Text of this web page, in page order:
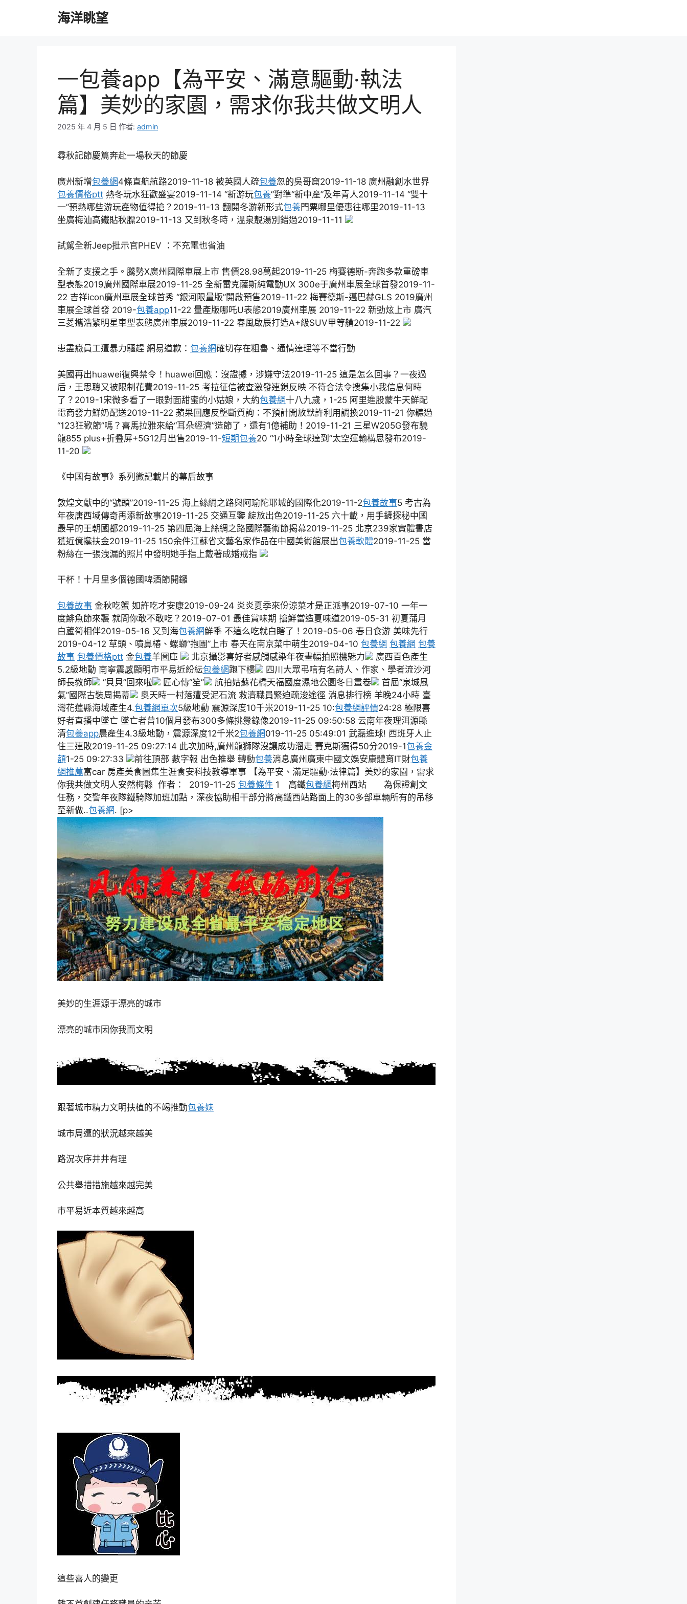
海洋眺望
一包養app【為平安、滿意驅動·執法
篇】美妙的家園，需求你我共做文明人
2025 年 4 月 5 日 作者: admin
尋秋記節慶篇奔赴一場秋天的節慶
廣州新增包養網4條直航航路2019-11-18 被英國人疏包養忽的吳哥窟2019-11-18 廣州融創水世界
包養價格ptt 熱冬玩水狂歡盛宴2019-11-14 “新游玩包養”對準“新中產”及年青人2019-11-14 “雙十
一”預熱哪些游玩產物值得搶？2019-11-13 翻開冬游新形式包養門票哪里優惠往哪里2019-11-13
坐廣梅汕高鐵貼秋膘2019-11-13 又到秋冬時，溫泉靚湯別錯過2019-11-11
試駕全新Jeep批示官PHEV ：不充電也省油
​全新了支援之手。騰勢X廣州國際車展上市 售價28.98萬起2019-11-25 梅賽德斯-奔跑多款重磅車
型表態2019廣州國際車展2019-11-25 全新雷克薩斯純電動UX 300e于廣州車展全球首發2019-11-
22 吉祥icon廣州車展全球首秀 “銀河限量版”開啟預售2019-11-22 梅賽德斯-邁巴赫GLS 2019廣州
車展全球首發 2019-包養app11-22 量產版哪吒U表態2019廣州車展 2019-11-22 新勁炫上市 廣汽
三菱攜浩繁明星車型表態廣州車展2019-11-22 春風啟辰打造A+級SUV甲等艙2019-11-22
患盡癥員工遭暴力驅趕 網易道歉： 包養網確切存在粗魯、通情達理等不當行動
美國再出huawei復興禁令！huawei回應：沒證據，涉嫌守法2019-11-25 這是怎么回事？一夜過
后，王思聰又被限制花費2019-11-25 考拉征信被查激發連鎖反映 不符合法令搜集小我信息何時
了？2019-1宋微多看了一眼對面甜蜜的小姑娘，大約包養網十八九歲，1-25 阿里進股蒙牛天鮮配
電商發力鮮奶配送2019-11-22 蘋果回應反壟斷質詢：不預計開放默許利用調換2019-11-21 你聽過
“123狂歡節”嗎？喜馬拉雅來給“耳朵經濟”造節了，還有1億補助！2019-11-21 三星W205G發布驍
龍855 plus+折疊屏+5G12月出售2019-11-短期包養20 “1小時全球達到”太空運輸構思發布2019-
11-20
《中國有故事》系列微記載片的幕后故事
敦煌文獻中的“號頭”2019-11-25 海上絲綢之路與阿瑜陀耶城的國際化2019-11-2包養故事5 考古為
年夜唐西域傳奇再添新故事2019-11-25 交通互鑒 綻放出色2019-11-25 六十載，用手鏟探秘中國
最早的王朝國都2019-11-25 第四屆海上絲綢之路國際藝術節揭幕2019-11-25 北京239家實體書店
獲近億攙扶金2019-11-25 150余件江蘇省文藝名家作品在中國美術館展出包養軟體2019-11-25 當
粉絲在一張洩漏的照片中發明她手指上戴著成婚戒指
干杯！十月里多個德國啤酒節開鑼
包養故事 金秋吃蟹 如許吃才安康2019-09-24 炎炎夏季來份涼菜才是正派事2019-07-10 一年一
度鯡魚節來襲 就問你敢不敢吃？2019-07-01 最佳賞味期 搶鮮當造夏味道2019-05-31 初夏蒲月
白蘆筍相伴2019-05-16 又到海包養網鮮季 不這么吃就白瞎了！2019-05-06 春日食游 美味先行
2019-04-12 草頭、噴鼻椿、螺螄“抱團”上市 春天在南京菜中萌生2019-04-10 包養網 包養網 包養
故事 包養價格ptt 金包養羊圖庫 北京攝影喜好者感觸感染年夜畫幅拍照機魅力
廣西百色產生
5.2級地動 南寧震感顯明市平易近紛紜包養網跑下樓
四川大眾弔唁有名詩人、作家、學者流沙河
師長教師
“貝貝”回來啦 匠心傳“笙” 航拍姑蘇花橋天福國度濕地公園冬日畫卷
首屆“泉城風
氣”國際古裝周揭幕
奧天時一村落遭受泥石流 救濟職員緊迫疏浚途徑 消息排行榜 羊晚24小時 臺
灣花蓮縣海域產生4.包養網單次5級地動 震源深度10千米2019-11-25 10:包養網評價24:28 極限喜
好者直播中墜亡 墜亡者曾10個月發布300多條挑釁錄像2019-11-25 09:50:58 云南年夜理洱源縣
清包養app晨產生4.3級地動，震源深度12千米2包養網019-11-25 05:49:01 武磊進球! 西班牙人止
住三連敗2019-11-25 09:27:14 此次加時,廣州龍獅隊沒讓成功溜走 賽克斯獨得50分2019-1包養金
額1-25 09:27:33 前往頂部 數字報 出色推舉 轉動包養消息廣州廣東中國文娛安康體育IT財包養
網推薦富car 房產美食圖集生涯食安科技教導軍事 【為平安、滿足驅動·法律篇】美妙的家園，需求
你我共做文明人安然梅縣 作者： 2019-11-25 包養條件 1 高鐵包養網梅州西站 為保證創文
任務，交警年夜隊鐵騎隊加班加點，深夜協助相干部分將高鐵西站路面上的30多部車輛所有的吊移
至新做..包養網. [p>
美妙的生涯源于漂亮的城市
漂亮的城市因你我而文明
跟著城市精力文明扶植的不竭推動包養妹
城市周遭的狀況越來越美
路況次序井井有理
公共舉措措施越來越完美
市平易近本質越來越高
這些喜人的變更